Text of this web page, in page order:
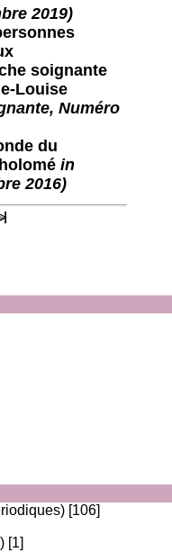
2019)
soignante
Louise
Numéro
du
in
2016)
[106]
[1]